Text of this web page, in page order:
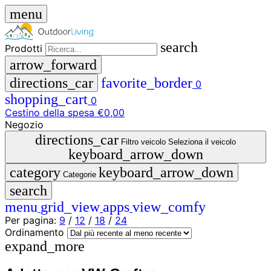
menu
Prodotti
search
arrow_forward
directions_car favorite_border 0
shopping_cart 0
Cestino della spesa €0,00
close
menu
Menu
storefront
Negozio
🇩🇪
DE
🇮🇹
IT
Prodotti
Negozio
directions_car Filtro veicolo Seleziona il veicolo
keyboard_arrow_down
category Categorie keyboard_arrow_down
search
menu grid_viewappsview_comfy
Per pagina: 9 / 12 / 18 / 24
Ordinamento
expand_more